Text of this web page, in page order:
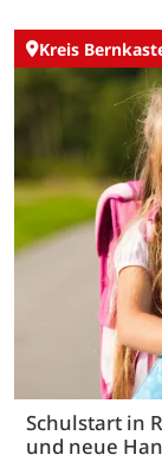
Kreis
Schulstart in
und neue